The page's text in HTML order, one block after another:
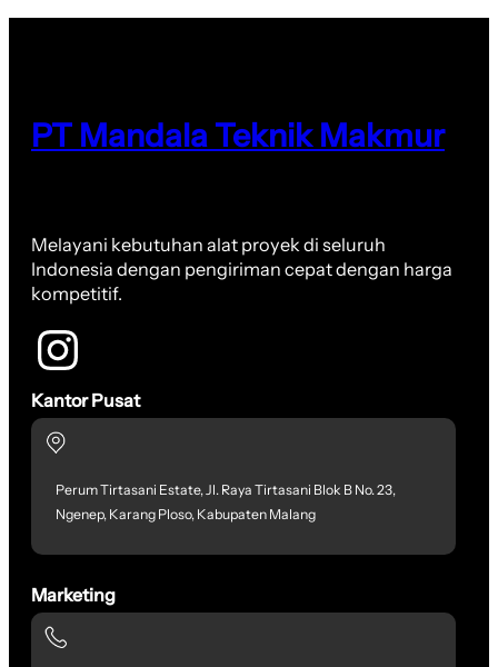
PT Mandala Teknik Makmur
Melayani kebutuhan alat proyek di seluruh
Indonesia dengan pengiriman cepat dengan harga
kompetitif.
Kantor Pusat
Perum Tirtasani Estate, Jl. Raya Tirtasani Blok B No. 23,
Ngenep, Karang Ploso, Kabupaten Malang
Marketing